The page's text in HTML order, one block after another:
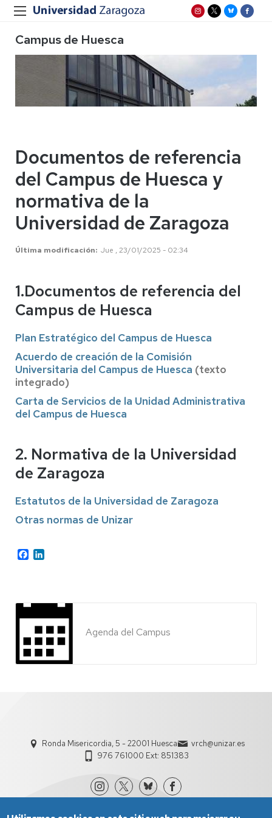
Campus de Huesca
Documentos de referencia
del Campus de Huesca y
normativa de la
Universidad de Zaragoza
Última modificación Jue , 23/01/2025 - 02:34
1.Documentos de referencia del
Campus de Huesca
Plan Estratégico del Campus de Huesca
Acuerdo de creación de la Comisión
Universitaria del Campus de Huesca (texto
integrado)
Carta de Servicios de la Unidad Administrativa
del Campus de Huesca
2. Normativa de la Universidad
de Zaragoza
Estatutos de la Universidad de Zaragoza
Otras normas de Unizar
Facebook
Agenda del Campus
Ronda Misericordia, 5 - 22001 Huesca
vrch@unizar.es
976 761000 Ext: 851383